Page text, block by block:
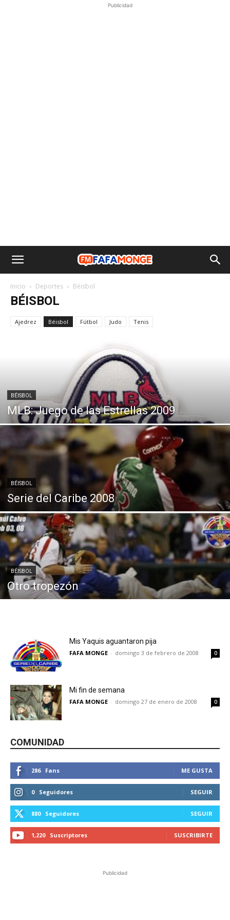
Publicidad
Inicio Deportes Béisbol
BÉISBOL
Ajedrez Béisbol Fútbol Judo Tenis
BÉISBOL
MLB: Juego de las Estrellas 2009
BÉISBOL
Serie del Caribe 2008
BÉISBOL
Otro tropezón
Mis Yaquis aguantaron pija
FAFA MONGE - domingo 3 de febrero de 2008 0
Mi fin de semana
FAFA MONGE - domingo 27 de enero de 2008 0
COMUNIDAD
286 Fans ME GUSTA
0 Seguidores SEGUIR
880 Seguidores SEGUIR
1,220 Suscriptores SUSCRIBIRTE
Publicidad